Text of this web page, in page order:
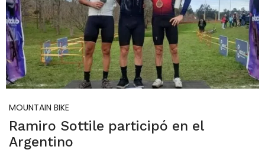
MOUNTAIN BIKE
Ramiro Sottile participó en el
Argentino